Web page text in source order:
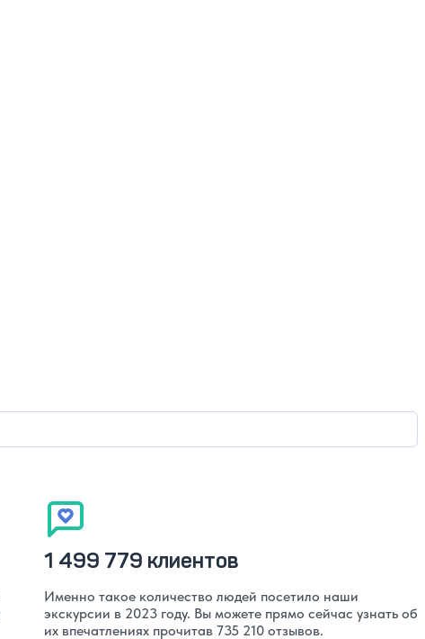
1 499 779 клиентов
Именно такое количество людей посетило наши
экскурсии в 2023 году. Вы можете прямо сейчас узнать об
их впечатлениях прочитав 735 210 отзывов.